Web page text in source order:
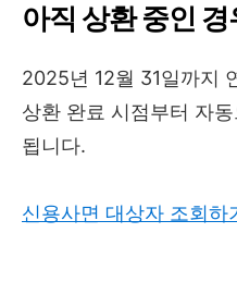
아직 상환 중인 경
2025년 12월 31일까지
상환 완료 시점부터 자
됩니다.
신용사면 대상자 조회하